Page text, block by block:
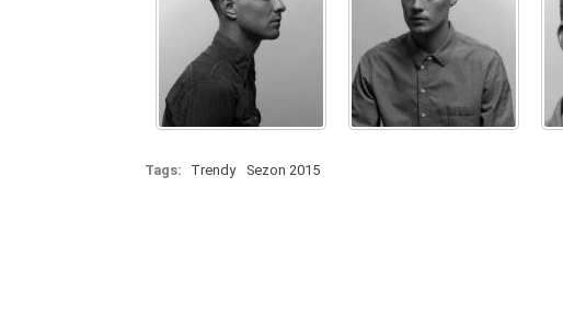
Tags: Trendy Sezon 2015